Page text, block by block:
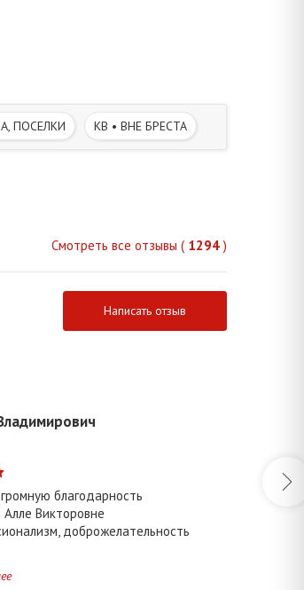
ПОСЕЛКИ КВ • ВНЕ БРЕСТА
Смотреть все отзывы ( 1294 )
Написать отзыв
благодарность
Викторовне
доброжелательность